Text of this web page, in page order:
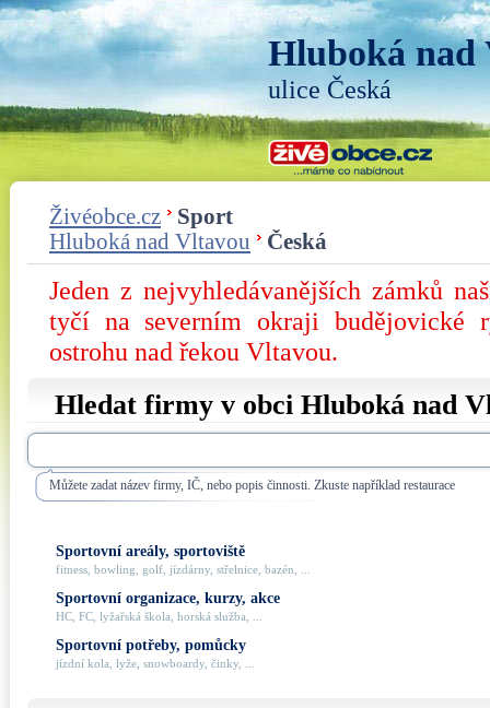
Hluboká nad
ulice Česká
Živéobce.cz
Sport
Hluboká nad Vltavou
Česká
Jeden z nejvyhledávanějších zámků
tyčí na severním okraji budějovické
ostrohu nad řekou Vltavou.
Hledat firmy v obci Hluboká nad
Můžete zadat název firmy, IČ, nebo popis činnosti. Zkuste například restaurace
Sportovní areály, sportoviště
fitness, bowling, golf, jízdárny, střelnice, bazén, ...
Sportovní organizace, kurzy, akce
HC, FC, lyžařská škola, horská služba, ...
Sportovní potřeby, pomůcky
jízdní kola, lyže, snowboardy, činky, ...